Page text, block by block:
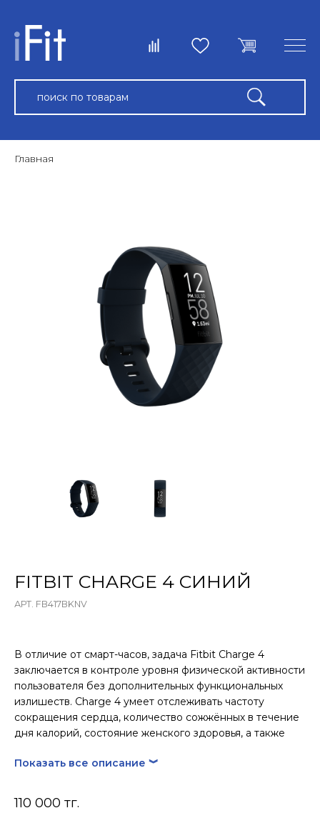
Главная
FITBIT CHARGE 4 СИНИЙ
АРТ. FB417BKNV
В отличие от смарт-часов, задача Fitbit Charge 4
заключается в контроле уровня физической активности
пользователя без дополнительных функциональных
излишеств. Charge 4 умеет отслеживать частоту
сокращения сердца, количество сожжённых в течение
дня калорий, состояние женского здоровья, а также
позволяющий вычислить уровень кислорода в крови.
Показать все описание ︾
110 000 тг.